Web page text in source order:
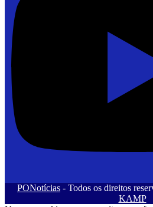
PONotícias - Todos os direitos
KAMP